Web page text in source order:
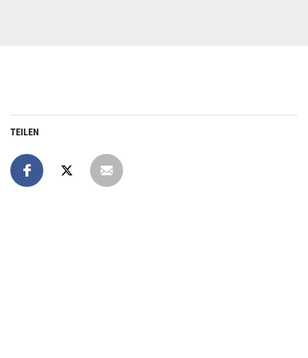
TEILEN